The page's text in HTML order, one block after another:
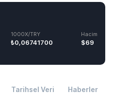
1000X/TRY
₺0,06741700
Hacim
$69
Tarihsel Veri Haberler